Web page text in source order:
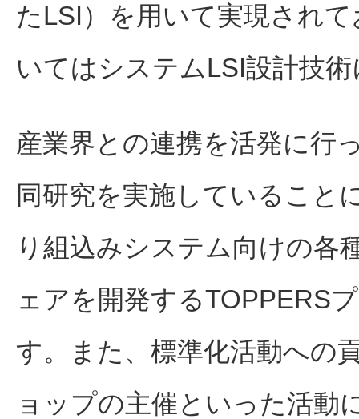
たLSI）を用いて実現され
いてはシステムLSI設計技
産業界との連携を活発に行
同研究を実施していること
り組込みシステム向けの各
ェアを開発するTOPPERS
す。また、標準化活動への
ョップの主催といった活動